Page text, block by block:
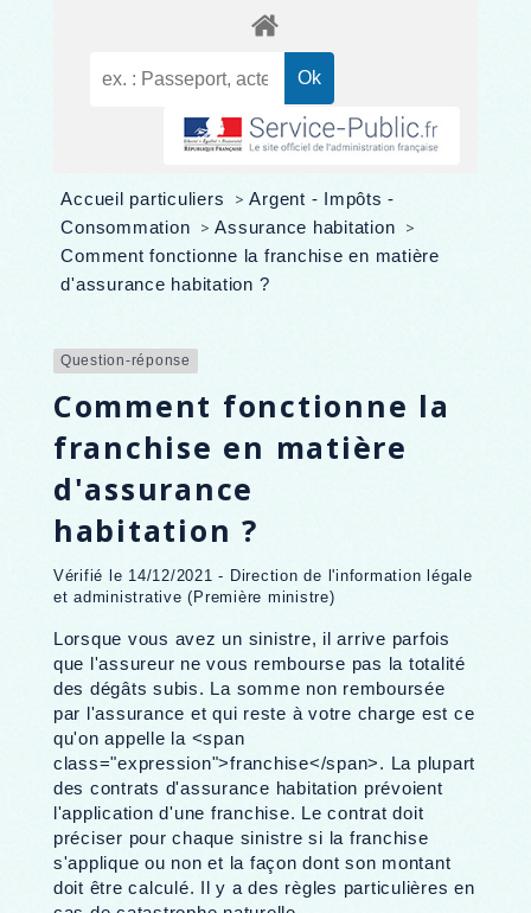
Accueil particuliers > Argent - Impôts -
Consommation > Assurance habitation >
Comment fonctionne la franchise en matière
d'assurance habitation ?
Question-réponse
Comment fonctionne la
franchise en matière
d'assurance
habitation ?
Vérifié le 14/12/2021 - Direction de l'information légale
et administrative (Première ministre)
Lorsque vous avez un sinistre, il arrive parfois
que l'assureur ne vous rembourse pas la totalité
des dégâts subis. La somme non remboursée
par l'assurance et qui reste à votre charge est ce
qu'on appelle la <span
class="expression">franchise</span>. La plupart
des contrats d'assurance habitation prévoient
l'application d'une franchise. Le contrat doit
préciser pour chaque sinistre si la franchise
s'applique ou non et la façon dont son montant
doit être calculé. Il y a des règles particulières en